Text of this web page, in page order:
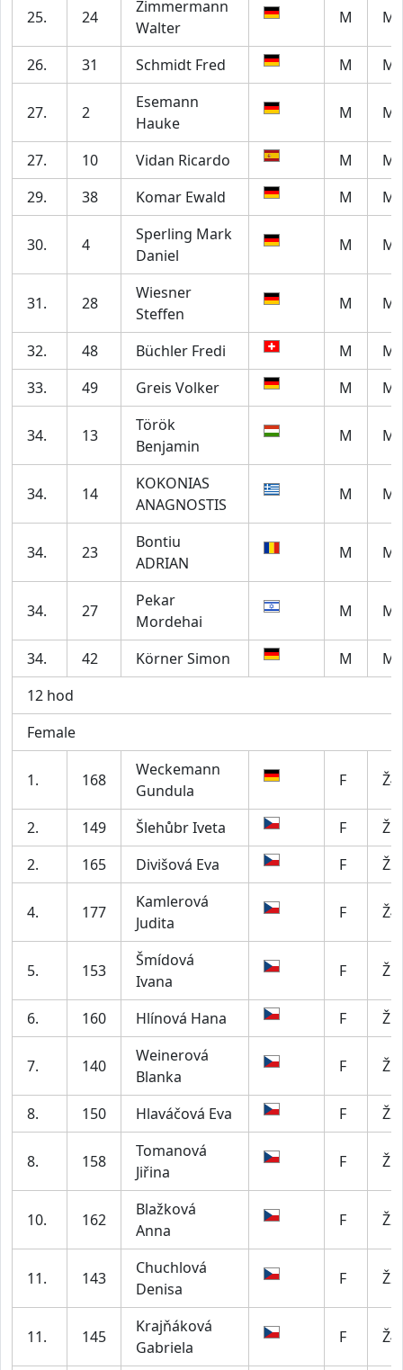
25. 24
Zimmermann
Walter
M
26. 31 Schmidt Fred M
27. 2
Esemann
Hauke
M
27. 10 Vidan Ricardo M
29.
38 Komar Ewald M
30. 4
Sperling Mark
Daniel
M
31. 28
Wiesner
Steffen
M
32. 48 Büchler Fredi M
33.
49 Greis Volker M
34. 13
Török
Benjamin
M
34. 14
KOKONIAS
ANAGNOSTIS
M
34. 23
Bontiu
ADRIAN
M
34. 27
Pekar
Mordehai
M
34. 42 Körner Simon M
12 hod
Female
1. 168
Weckemann
Gundula
F
2. 149 Šlehůbr Iveta F
2.
165 Divišová Eva F
4. 177
Kamlerová
Judita
F
5. 153
Šmídová
Ivana
F
6. 160 Hlínová Hana F
7. 140
Weinerová
Blanka
F
8. 150 Hlaváčová Eva F
8. 158
Tomanová
Jiřina
F
10. 162
Blažková
Anna
F
11. 143
Chuchlová
Denisa
F
11. 145
Krajňáková
Gabriela
F